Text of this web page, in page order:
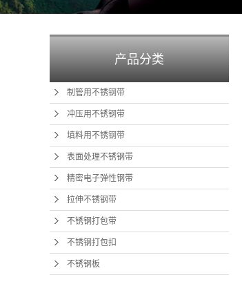
产品分类
制管用不锈钢带
冲压用不锈钢带
填料用不锈钢带
表面处理不锈钢带
精密电子弹性钢带
拉伸不锈钢带
不锈钢打包带
不锈钢打包扣
不锈钢板